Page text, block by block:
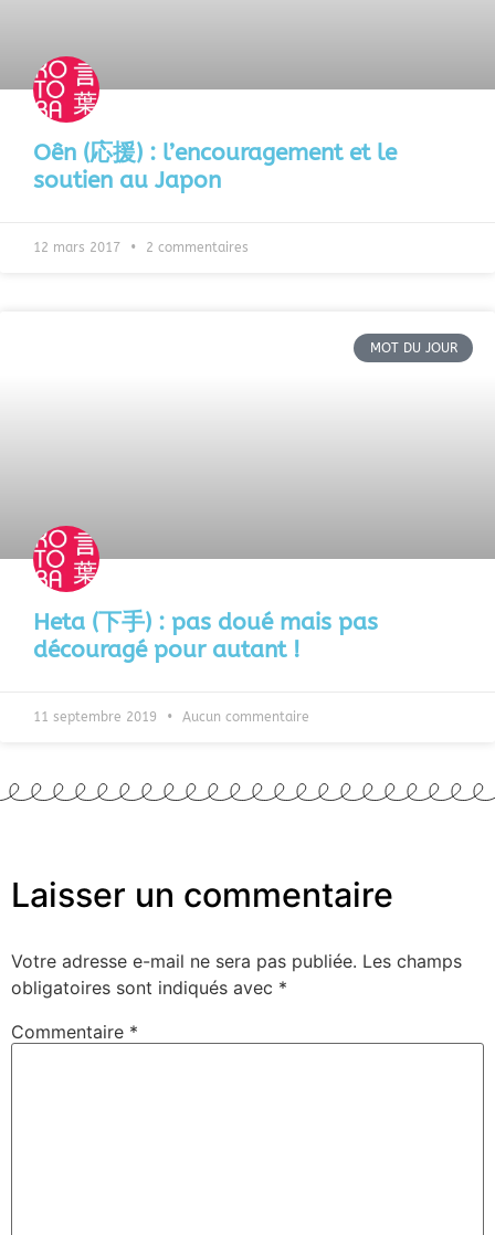
Oên (応援) : l’encouragement et le
soutien au Japon
12 mars 2017 2 commentaires
MOT DU JOUR
Heta (下手) : pas doué mais pas
découragé pour autant !
11 septembre 2019 Aucun commentaire
Laisser un commentaire
Votre adresse e-mail ne sera pas publiée. Les champs
obligatoires sont indiqués avec *
Commentaire *